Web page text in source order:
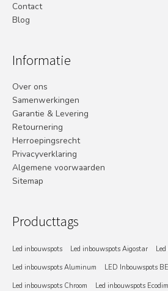
Contact
Blog
Informatie
Over ons
Samenwerkingen
Garantie & Levering
Retournering
Herroepingsrecht
Privacyverklaring
Algemene voorwaarden
Sitemap
Producttags
Led inbouwspots Led inbouwspots Aigostar
Led inbouwspots Aluminum
LED Inbouwspots
Led inbouwspots Chroom
Led inbouwspots Ecodim